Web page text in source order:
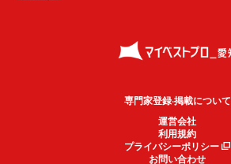
専門家登録·掲載について
運営会社
利用規約
プライバシーポリシー
お問い合わせ